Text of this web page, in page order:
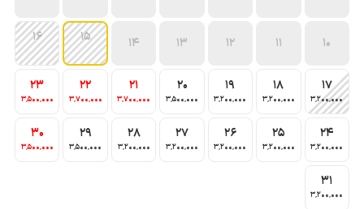
10
11
12
13
14
15
16
17
3٬200٬000
18
3٬200٬000
19
3٬200٬000
20
3٬500٬000
21
3٬700٬000
22
3٬700٬000
23
3٬500٬000
24
3٬200٬000
25
3٬200٬000
26
3٬200٬000
27
3٬200٬000
28
3٬200٬000
29
3٬500٬000
30
3٬500٬000
31
3٬200٬000